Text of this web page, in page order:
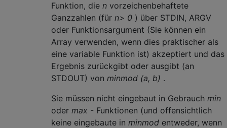
Funktion, die n vorzeichenbehaftete
Ganzzahlen (für n> 0 ) über STDIN, ARGV
oder Funktionsargument (Sie können ein
Array verwenden, wenn dies praktischer als
eine variable Funktion ist) akzeptiert und das
Ergebnis zurückgibt oder ausgibt (an
STDOUT) von minmod (a, b) .
Sie müssen nicht eingebaut in Gebrauch min
oder max - Funktionen (und offensichtlich
keine eingebaute in minmod entweder, wenn